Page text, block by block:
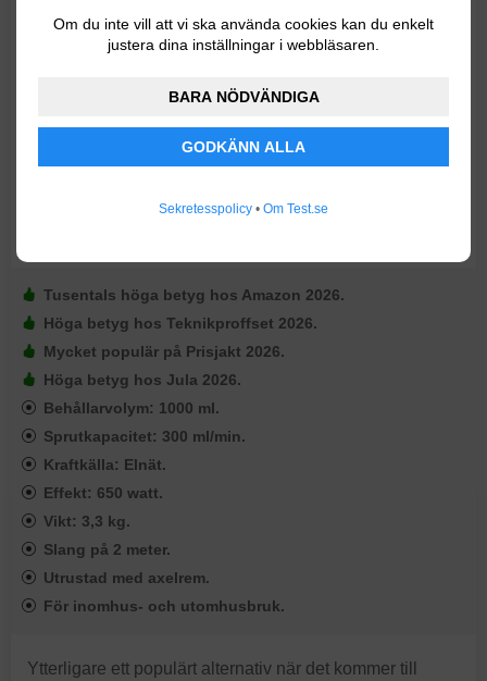
Om du inte vill att vi ska använda cookies kan du enkelt
justera dina inställningar i webbläsaren.
BARA NÖDVÄNDIGA
GODKÄNN ALLA
Sekretesspolicy • Om Test.se
Tusentals höga betyg hos Amazon 2026.
Höga betyg hos Teknikproffset 2026.
Mycket populär på Prisjakt 2026.
Höga betyg hos Jula 2026.
Behållarvolym: 1000 ml.
Sprutkapacitet: 300 ml/min.
Kraftkälla: Elnät.
Effekt: 650 watt.
Vikt: 3,3 kg.
Slang på 2 meter.
Utrustad med axelrem.
För inomhus- och utomhusbruk.
Ytterligare ett populärt alternativ när det kommer till